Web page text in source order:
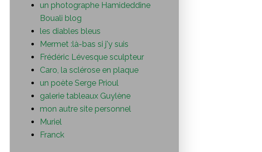
un photographe Hamideddine
Bouali blog
les diables bleus
Mermet :là-bas si j'y suis
Frédéric Lévesque sculpteur
Caro, la sclérose en plaque
un poète Serge Prioul
galerie tableaux Guylène
mon autre site personnel
Muriel
Franck